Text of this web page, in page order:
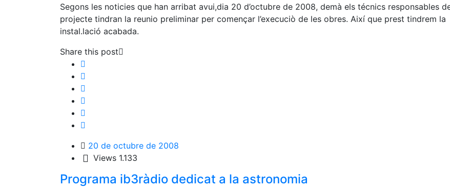
Segons les noticies que han arribat avui,dia 20 d’octubre de 2008, demà els técnics responsables
projecte tindran la reunio preliminar per començar l’execuciò de les obres. Així que prest tindrem la
instal.lació acabada.
Share this post
20 de octubre de 2008
Views 1.133
Programa ib3ràdio dedicat a la astronomia